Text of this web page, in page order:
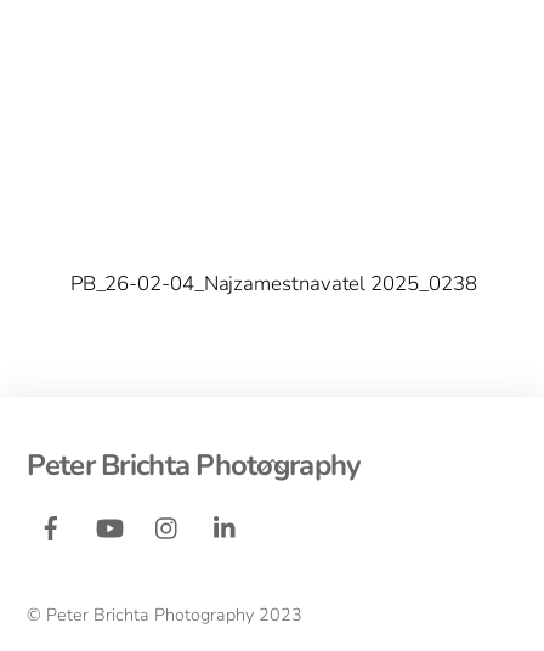
PB_26-02-04_Najzamestnavatel 2025_0238
Back
To
Peter Brichta Photography
FacebookYouTube Instagram
© Peter Brichta Photography 2023